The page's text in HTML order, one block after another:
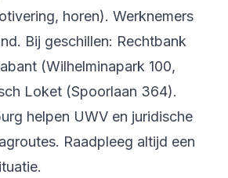
horen). Werknemers
Bij geschillen: Rechtbank
(Wilhelminapark 100,
Loket (Spoorlaan 364).
helpen UWV en juridische
Raadpleeg altijd een